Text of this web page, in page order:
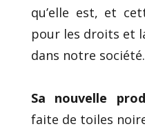
qu’elle est, et
pour les droits et
dans notre société.
Sa nouvelle
faite de toiles